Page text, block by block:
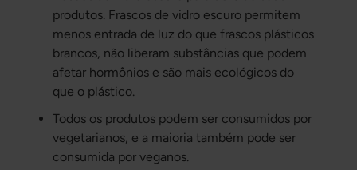
produtos. Frascos de vidro escuro permitem
menos entrada de luz do que frascos plásticos
brancos, não liberam substâncias que podem
afetar hormônios e são mais ecológicos do
que o plástico.
Todos os produtos podem ser consumidos por
vegetarianos, e a maioria também pode ser
consumida por veganos.